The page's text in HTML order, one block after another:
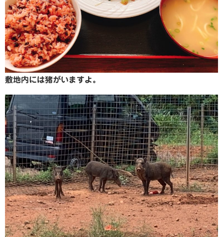
敷地内には猪がいますよ。